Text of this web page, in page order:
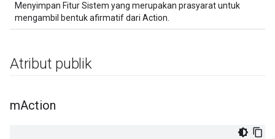
Menyimpan Fitur Sistem yang merupakan prasyarat untuk
mengambil bentuk afirmatif dari Action.
Atribut publik
mAction